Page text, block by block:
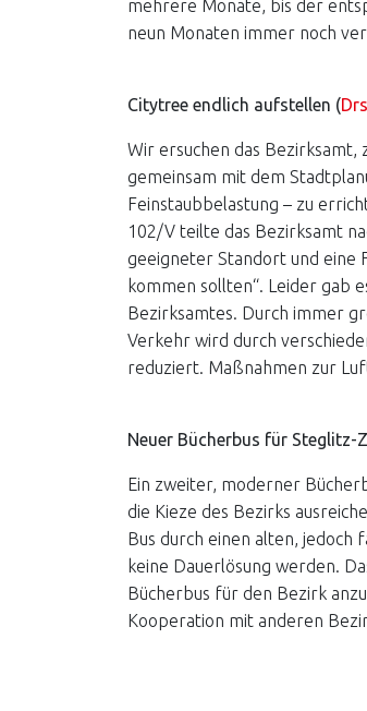
mehrere Monate, bis der
neun Monaten immer noch
Citytree endlich aufstellen (
Wir ersuchen das Bezirksamt,
gemeinsam mit dem
Feinstaubbelastung – zu
102/V teilte das Bezirksamt
geeigneter Standort und eine
kommen sollten“. Leider gab
Bezirksamtes. Durch immer
Verkehr wird durch
reduziert. Maßnahmen zur
Neuer Bücherbus für Steglitz-
Ein zweiter, moderner
die Kieze des Bezirks
Bus durch einen alten,
keine Dauerlösung werden.
Bücherbus für den Bezirk
Kooperation mit anderen